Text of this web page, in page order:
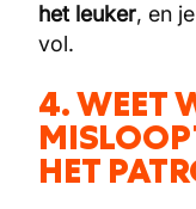
het leuker, en
vol.
4. WEET
HET